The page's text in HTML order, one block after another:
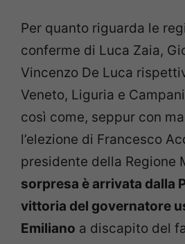
Per quanto riguarda le
conferme di Luca Zaia,
Vincenzo De Luca
Veneto, Liguria e
così come, seppur con
l’elezione di Francesco
presidente della Regione
sorpresa è arrivata dalla
vittoria del governatore
Emiliano a discapito del